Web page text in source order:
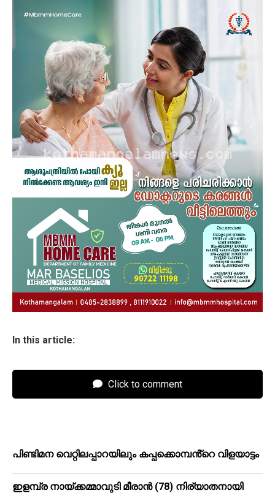
In this article:
Click to comment
പിണ്ടിമന വെറ്റിലപ്പാറയിലും കപ്പക്കൊമ്പൻ്റെ വിളയാട്ടം
ഇളമ്പ്ര നായ്ക്കമ്മാവുടി മീരാൻ (78) നിര്യാതനായി